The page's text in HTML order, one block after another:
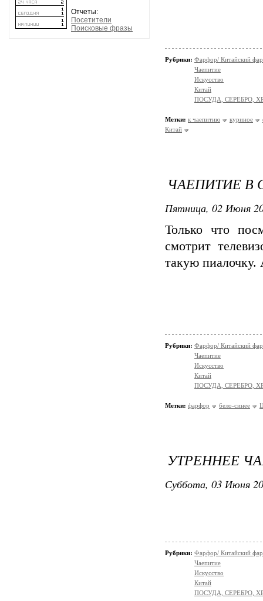
Отчеты:
Посетители
Поисковые фразы
Рубрики: Фарфор/ Китайский
Чаепитие
Искусство
Китай
ПОСУДА, СЕРЕБРО,
Метки: к чаепитию куриное
Китай
ЧАЕПИТИЕ В
Пятница, 02 Июня
Только что
смотрит
такую пиалочку.
Рубрики: Фарфор/ Китайский
Чаепитие
Искусство
Китай
ПОСУДА, СЕРЕБРО,
Метки: фарфор бело-синее
УТРЕННЕЕ
Суббота, 03 Июня
Рубрики: Фарфор/ Китайский
Чаепитие
Искусство
Китай
ПОСУДА, СЕРЕБРО,